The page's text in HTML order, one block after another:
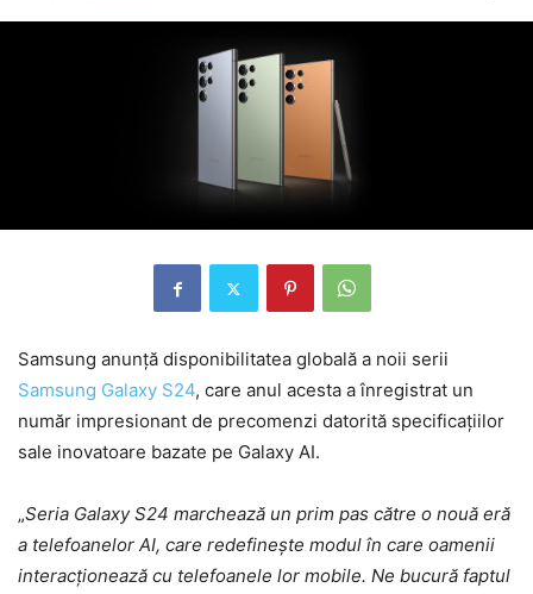
Samsung anunță disponibilitatea globală a noii serii
Samsung Galaxy S24, care anul acesta a înregistrat un
număr impresionant de precomenzi datorită specificațiilor
sale inovatoare bazate pe Galaxy AI.
„Seria Galaxy S24 marchează un prim pas către o nouă eră
a telefoanelor AI, care redefinește modul în care oamenii
interacționează cu telefoanele lor mobile. Ne bucură faptul